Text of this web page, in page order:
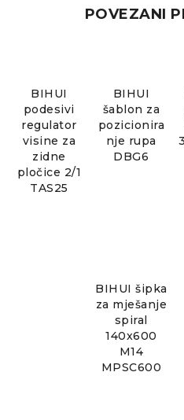
POVEZANI
BIHUI
podesivi
regulator
visine za
zidne
pločice 2/1
TAS25
BIHUI
šablon za
pozicionira
nje rupa
DBG6
BIHUI šipka
za mješanje
spiral
140x600
M14
MPSC600